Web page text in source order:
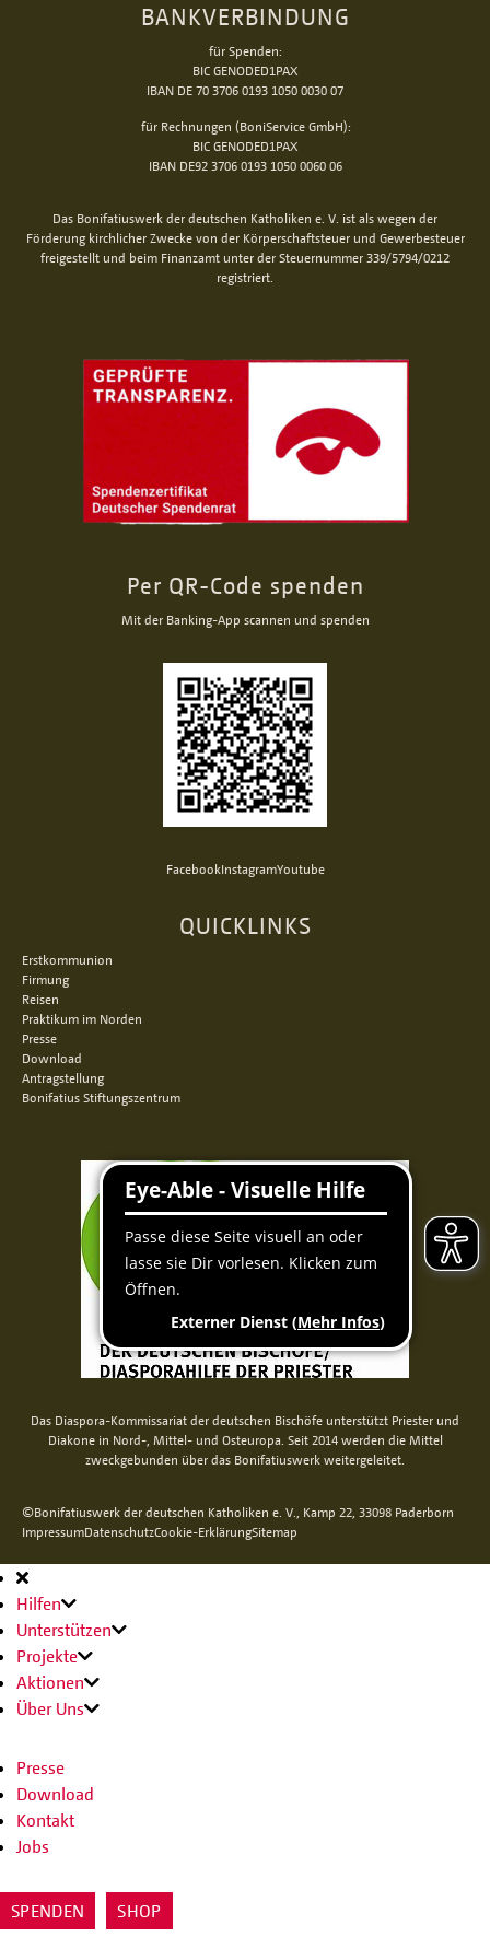
BANKVERBINDUNG
für Spenden:
BIC GENODED1PAX
IBAN DE 70 3706 0193 1050 0030 07
für Rechnungen (BoniService GmbH):
BIC GENODED1PAX
IBAN DE92 3706 0193 1050 0060 06
Das Bonifatiuswerk der deutschen Katholiken e. V. ist als wegen der
Förderung kirchlicher Zwecke von der Körperschaftsteuer und Gewerbesteuer
freigestellt und beim Finanzamt unter der Steuernummer 339/5794/0212
registriert.
Per QR-Code spenden
Mit der Banking-App scannen und spenden
FacebookInstagramYoutube
QUICKLINKS
Erstkommunion
Firmung
Reisen
Praktikum im Norden
Presse
Download
Antragstellung
Bonifatius Stiftungszentrum
Das Diaspora-Kommissariat der deutschen Bischöfe unterstützt Priester und
Diakone in Nord-, Mittel- und Osteuropa. Seit 2014 werden die Mittel
zweckgebunden über das Bonifatiuswerk weitergeleitet.
©Bonifatiuswerk der deutschen Katholiken e. V., Kamp 22, 33098 Paderborn
ImpressumDatenschutzCookie-ErklärungSitemap
Hauptnavigation
Hilfen
Unterstützen
Projekte
Aktionen
Über Uns
Presse
Download
Kontakt
Jobs
SPENDEN SHOP